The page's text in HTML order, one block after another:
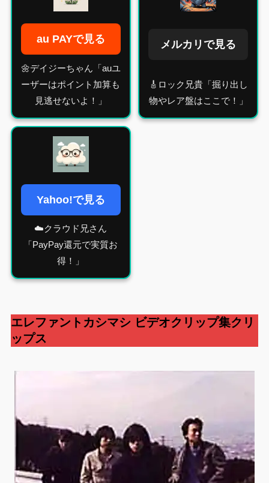
au PAYで見る
🌼デイジーちゃん「auユ
ーザーはポイント加算も
見逃せないよ！」
メルカリで見る
🎸ロック兄貴「掘り出し
物やレア盤はここで！」
Yahoo!で見る
☁️クラウド兄さん
「PayPay還元で実質お
得！」
エレファントカシマシ ビデオクリップ集クリ
ップス